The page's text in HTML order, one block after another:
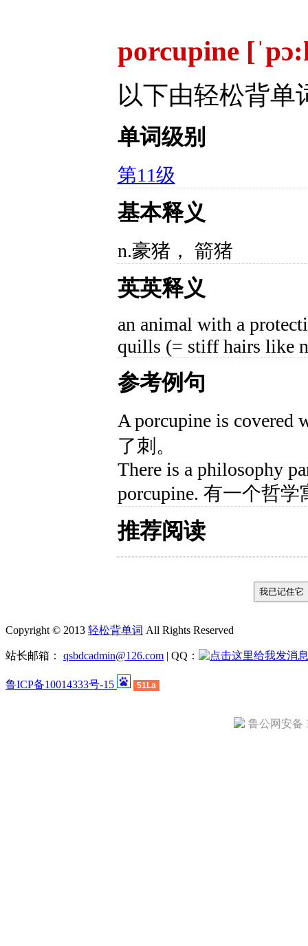
porcupine
以下由轻松背单
单词级别
第11级
基本释义
n.豪猪， 箭猪
英英释义
an animal with a
quills (= stiff hairs like
参考例句
A porcupine is
了刺。
There is a philosophy
porcupine. 有一个哲
推荐阅读
Copyright © 2013 轻松背单词 All Rights Reserved
站长邮箱： qsbdcadmin@126.com | QQ：
鲁ICP备10014333号-15 51La
鲁公网安备